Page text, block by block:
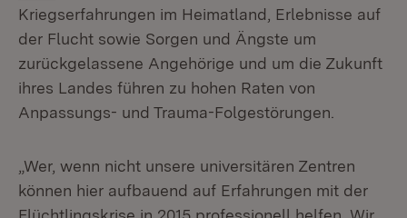
Kriegserfahrungen im Heimatland, Erlebnisse auf
der Flucht sowie Sorgen und Ängste um
zurückgelassene Angehörige und um die Zukunft
ihres Landes führen zu hohen Raten von
Anpassungs- und Trauma-Folgestörungen.
„Wer, wenn nicht unsere universitären Zentren
können hier aufbauend auf Erfahrungen mit der